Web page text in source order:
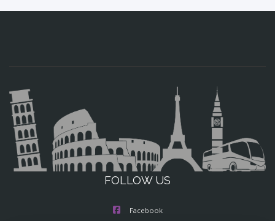
FOLLOW US
Facebook